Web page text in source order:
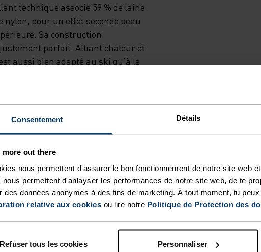
Consentement Détails
more out there
nous permettent d'assurer le bon fonctionnement de notre site web
nous permettent d'anlayser les performances de notre site web, de te
des données anonymes à des fins de marketing. À tout moment, tu
relative aux cookies ou lire notre Politique de Protection des
Refuser tous les cookies Personnaliser
technique associe 59 % de laine
nylon, pour un effet seconde peau
Sa construction
parfait. Alliant chaleur et
aussi bien adapté au ski qu’à la
et polyvalence : voici la
en laine mérinos.
te suivront partout.